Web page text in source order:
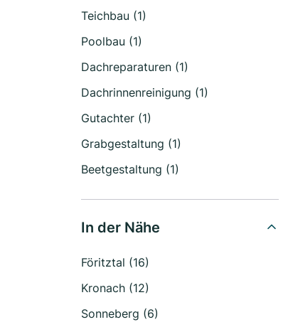
Teichbau (1)
Poolbau (1)
Dachreparaturen (1)
Dachrinnenreinigung (1)
Gutachter (1)
Grabgestaltung (1)
Beetgestaltung (1)
In der Nähe
Föritztal (16)
Kronach (12)
Sonneberg (6)